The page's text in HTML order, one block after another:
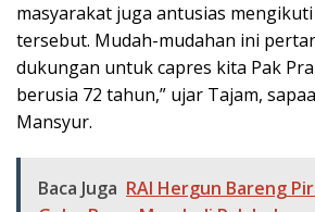
masyarakat juga antusias
tersebut. Mudah-mudahan ini
dukungan untuk capres kita Pak
berusia 72 tahun,” ujar Tajam,
Mansyur.
Baca Juga RAI Hergun Bareng